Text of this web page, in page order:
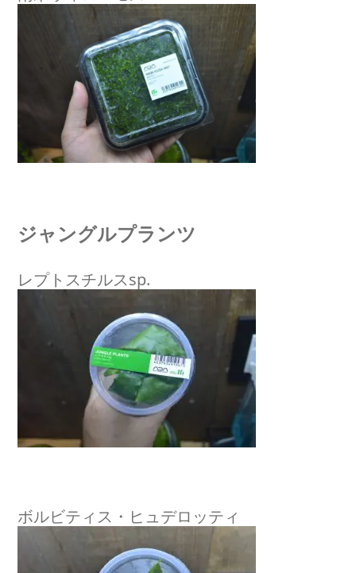
ジャングルプランツ
レプトスチルスsp.
ボルビティス・ヒュデロッティ